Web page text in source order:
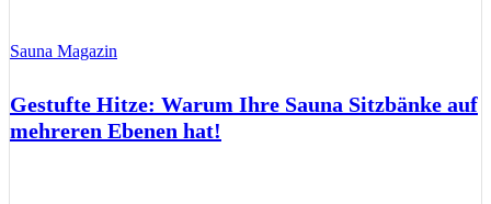
Sauna Magazin
Gestufte Hitze: Warum Ihre Sauna Sitzbänke auf
mehreren Ebenen hat!